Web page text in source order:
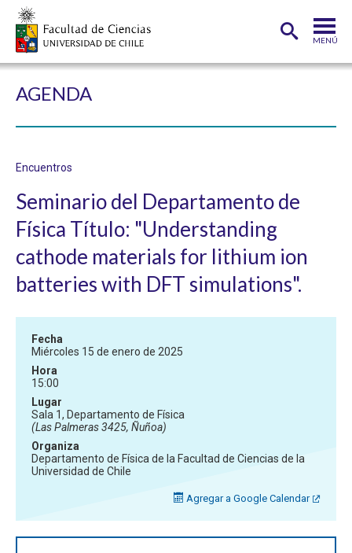
MENÚ
POSTGRADOS
ADMISIÓN
FUNCIONARIOS
AGENDA
Encuentros
Seminario del Departamento de
Física Título: "Understanding
cathode materials for lithium ion
batteries with DFT simulations".
Fecha
Miércoles 15 de enero de 2025
Hora
15:00
Lugar
Sala 1, Departamento de Física
(Las Palmeras 3425, Ñuñoa)
Organiza
Departamento de Física de la Facultad de Ciencias de la
Universidad de Chile
Agregar a Google Calendar